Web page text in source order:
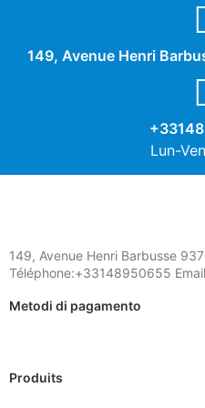
Descrizione
149, Avenue Henri
Lun-
149, Avenue Henri Barbusse
Téléphone:+33148950655
Metodi di pagamento
Produits